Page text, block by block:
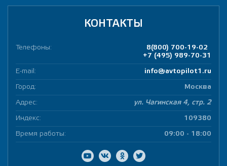
КОНТАКТЫ
Телефоны:
8(800) 700-19-02
+7 (495) 989-70-31
E-mail: info@avtopilot1.ru
Город: Москва
Адрес: ул. Чагинская 4, стр. 2
Индекс: 109380
Время работы: 09:00 - 18:00